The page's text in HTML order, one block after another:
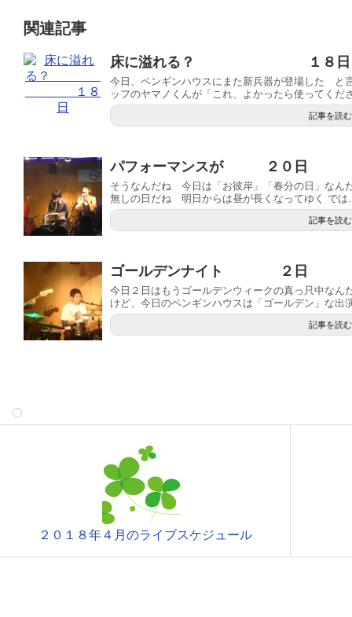
関連記事
床に溢れる？ １８日
今日、ペンギンハウスにまた新兵器が登場した と
ッフのヤマノくんが「これ、よかったら使ってくだ
記事を読む
パフォーマンスが ２０日
そうなんだね 今日は「お彼岸」「春分の日」な
無しの日だね 明日からは昼が長くなってゆく では
記事を読む
ゴールデンナイト ２日
今日２日はもうゴールデンウィークの真っ只中なん
けど、今日のペンギンハウスは「ゴールデン」な出
記事を読む
２０１８年４月のライブスケジュール